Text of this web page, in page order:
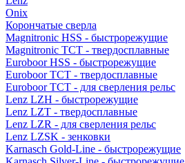
Onix
Корончатые сверла
Magnitronic HSS - быстрорежущие
Magnitronic TCT - твердосплавные
Euroboor HSS - быстрорежущие
Euroboor TCT - твердосплавные
Euroboor TCT - для сверления рельс
Lenz LZH - быстрорежущие
Lenz LZT - твердосплавные
Lenz LZR - для сверления рельс
Lenz LZSK - зенковки
Karnasch Gold-Line - быстрорежущие